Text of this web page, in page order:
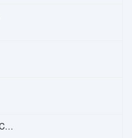
Mindenki Táncol – Majka Curtis, Péter Majoros